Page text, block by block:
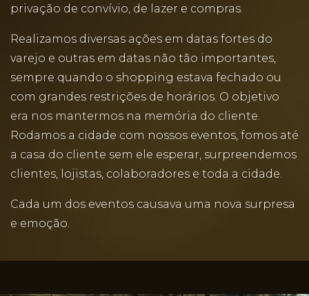
privação de convívio, de lazer e compras.
Realizamos diversas ações em datas fortes do
varejo e outras em datas não tão importantes,
sempre quando o shopping estava fechado ou
com grandes restrições de horários. O objetivo
era nos mantermos na memória do cliente.
Rodamos a cidade com nossos eventos, fomos até
a casa do cliente sem ele esperar, surpreendemos
clientes, lojistas, colaboradores e toda a cidade.
Cada um dos eventos causava uma nova surpresa
e emoção.